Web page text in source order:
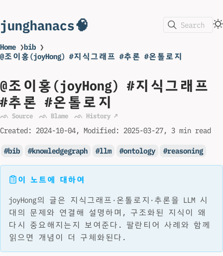
junghanacs🧠 Search
Home ❯bib ❯
@조이홍(joyHong) #지식그래프 #추론 #온톨로지
@조이홍(joyHong) #지식그래프
#추론 #온톨로지
ᨒ Source ᨒ Blame ᨒ History ↗
Created: 2024-10-04 Modified: 2025-03-27 3 min read
bib knowledgegraph llm ontology reasoning
이 노트에 대하여
joyHong의 글은 지식그래프·온톨로지·추론을 LLM 시
대의 문제와 연결해 설명하며, 구조화된 지식이 왜
다시 중요해지는지 보여준다. 팔란티어 사례와 함께
읽으면 개념이 더 구체화된다.